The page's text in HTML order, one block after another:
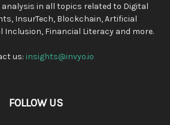
in all topics related to Digital
InsurTech, Blockchain, Artificial
Inclusion, Financial Literacy and more.
us: insights@invyo.io
FOLLOW US